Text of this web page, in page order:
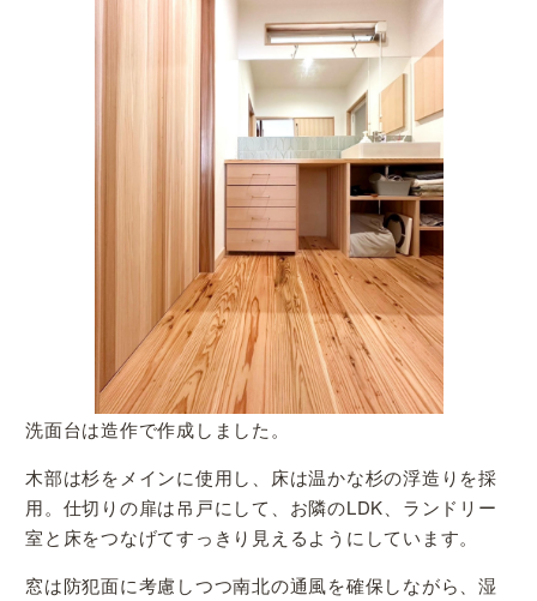
洗面台は造作で作成しました。
木部は杉をメインに使用し、床は温かな杉の浮造りを採
用。仕切りの扉は吊戸にして、お隣のLDK、ランドリー
室と床をつなげてすっきり見えるようにしています。
窓は防犯面に考慮しつつ南北の通風を確保しながら、湿